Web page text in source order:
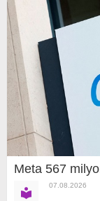
Meta 567
07.08.2026